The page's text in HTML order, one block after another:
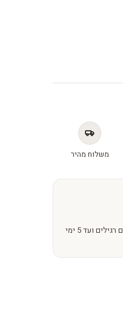
משלוח מהיר
משלוחים מהירים – מהיום להיום באזורים נבחרים, עד 3 ימי עסקים ליעדים רגילים ועד 5 ימי